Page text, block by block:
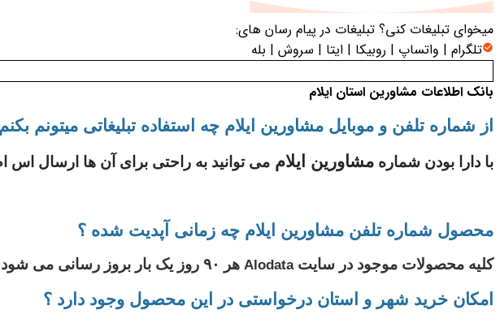
میخوای تبلیغات کنی؟ تبلیغات در پیام رسان های:
تلگرام | واتساپ | روبیکا | ایتا | سروش | بله
بانک اطلاعات مشاورین استان ایلام
از شماره تلفن و موبایل مشاورین ایلام چه استفاده تبلیغاتی میتونم
با دارا بودن شماره مشاورین ایلام می توانید به راحتی برای آن ها ارسال اس
محصول شماره تلفن مشاورین ایلام چه زمانی آپدیت شده ؟
کلیه محصولات موجود در سایتAlodata هر ۹۰ روز یک بار بروز رسانی می شود و آخرین آپدیت در سایت قرار داده می شود.
امکان خرید شهر و استان درخواستی در این محصول وجود دارد ؟